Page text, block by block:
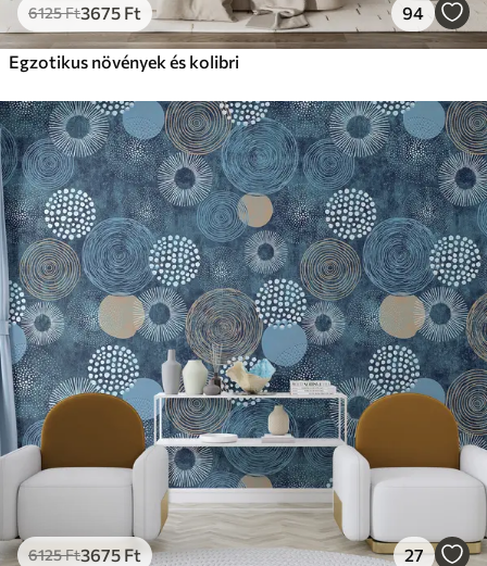
6125Ft3675 Ft 94
Egzotikus növények és kolibri
6125Ft3675 Ft 27